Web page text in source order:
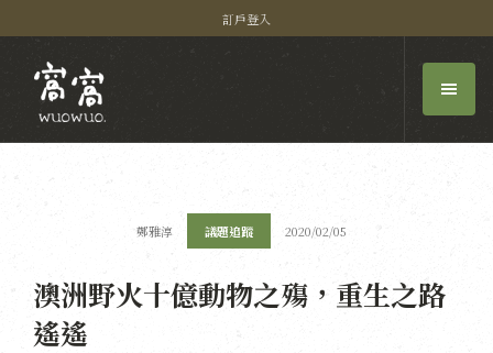
訂戶登入
鄭雅淳 議題追蹤 2020/02/05
澳洲野火十億動物之殤，重生之路
遙遙